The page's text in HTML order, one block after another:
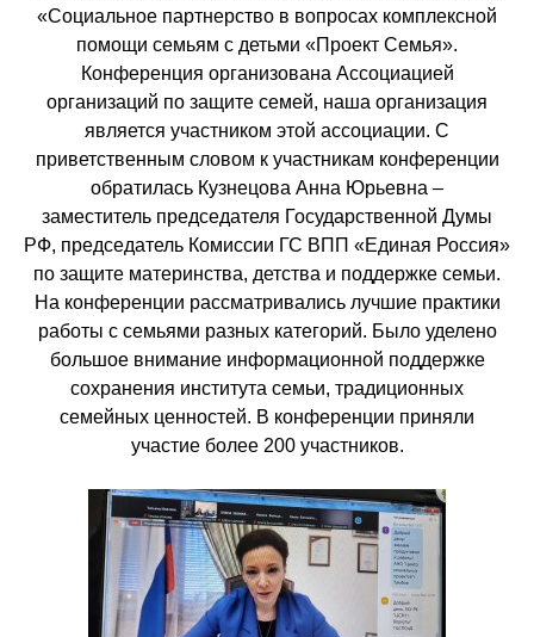
«Социальное партнерство в вопросах комплексной
помощи семьям с детьми «Проект Семья».
Конференция организована Ассоциацией
организаций по защите семей, наша организация
является участником этой ассоциации. С
приветственным словом к участникам конференции
обратилась Кузнецова Анна Юрьевна –
заместитель председателя Государственной Думы
РФ, председатель Комиссии ГС ВПП «Единая Россия»
по защите материнства, детства и поддержке семьи.
На конференции рассматривались лучшие практики
работы с семьями разных категорий. Было уделено
большое внимание информационной поддержке
сохранения института семьи, традиционных
семейных ценностей. В конференции приняли
участие более 200 участников.